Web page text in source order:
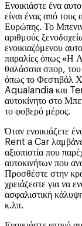
Ενοικιάστε ένα
είναι ένας από
Ευρώπης. Το
αριθμούς
ενοικιαζόμενου
παραλίες όπως «Η
θαλάσσια σπορ, του
όπως το Φεστιβάλ
Aqualandia και
αυτοκίνητο στο
το φοβερό μέρος.
Όταν ενοικιάζετε
Rent a Car
αξιοπιστία που
αυτοκινήτων που
Προσθέστε στην
χρειάζεστε για να
ασφαλιστική
κ.λπ.